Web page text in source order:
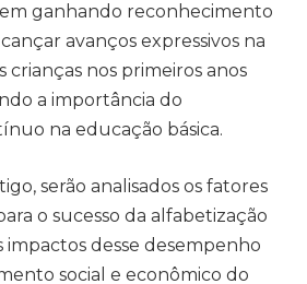
ganhando reconhecimento
avanços expressivos na
crianças nos primeiros anos
a importância do
na educação básica.
serão analisados os fatores
o sucesso da alfabetização
impactos desse desempenho
social e econômico do